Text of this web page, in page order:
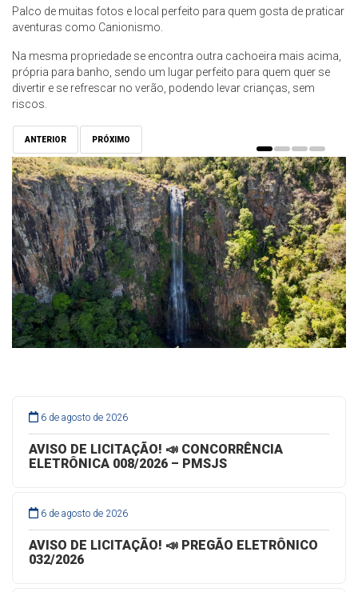
Palco de muitas fotos e local perfeito para quem gosta de praticar
aventuras como Canionismo.
Na mesma propriedade se encontra outra cachoeira mais acima,
própria para banho, sendo um lugar perfeito para quem quer se
divertir e se refrescar no verão, podendo levar crianças, sem
riscos.
ANTERIOR PRÓXIMO